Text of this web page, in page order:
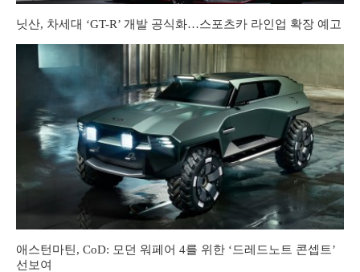
닛산, 차세대 ‘GT-R’ 개발 공식화…스포츠카 라인업 확장 예고
애스턴마틴, CoD: 모던 워페어 4를 위한 ‘드레드노트 콘셉트’
선보여